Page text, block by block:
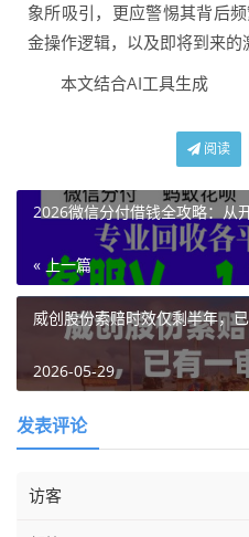
象所吸引，更应警惕其背后
金操作逻辑，以及即将到来的
本文结合AI工具生成
阅读
2026微信分付借钱全攻略：从
« 上一篇
威创股份索赔时效仅剩半年，
2026-05-29
发表评论